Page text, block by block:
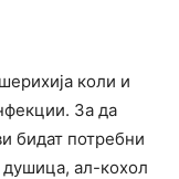
коли и
За да
бидат потребни
душица, ал-кохол